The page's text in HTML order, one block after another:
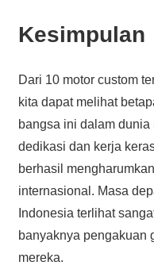
Kesimpulan
Dari 10 motor custom
kita dapat melihat
bangsa ini dalam
dedikasi dan kerja
berhasil
internasional. Masa
Indonesia terlihat
banyaknya pengakuan
mereka.